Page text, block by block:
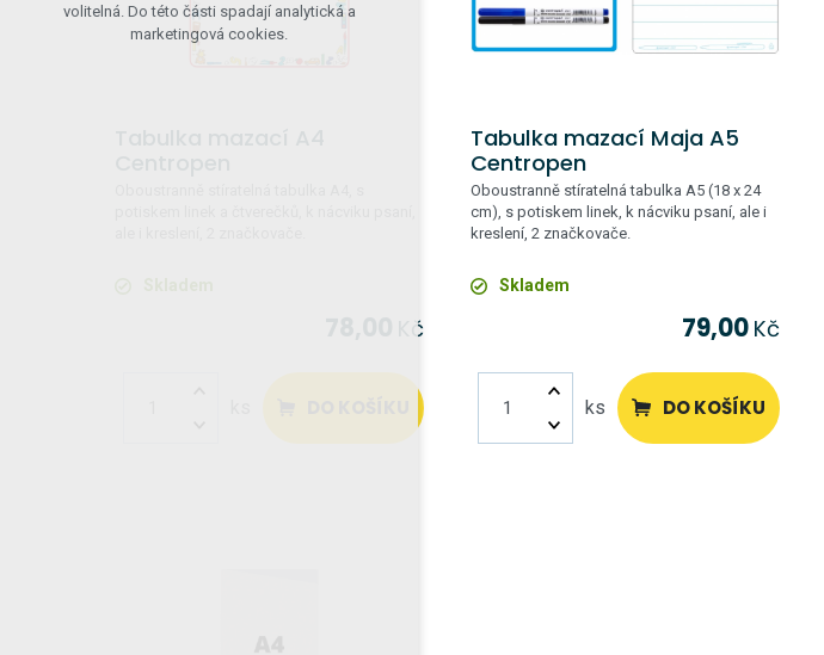
Kč
Tabulka mazací Maja A5
Centropen
Oboustranně stíratelná tabulka A5 (18 x 24
cm), s potiskem linek, k nácviku psaní, ale i
kreslení, 2 značkovače.
Skladem
79,00 Kč
ks DO KOŠÍKU
Odmítnout vše
volitelná. Do této části spadají analytická a
marketingová cookies.